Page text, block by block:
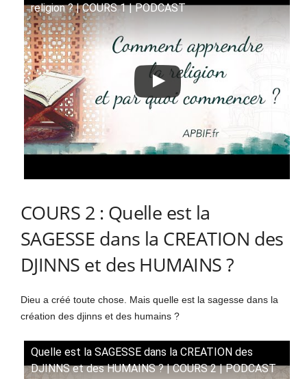
religion ? | COURS 1 | PODCAST
COURS 2 : Quelle est la
SAGESSE dans la CREATION des
DJINNS et des HUMAINS ?
Dieu a créé toute chose. Mais quelle est la sagesse dans la
création des djinns et des humains ?
Quelle est la SAGESSE dans la CREATION des
DJINNS et des HUMAINS ? | COURS 2 | PODCAST